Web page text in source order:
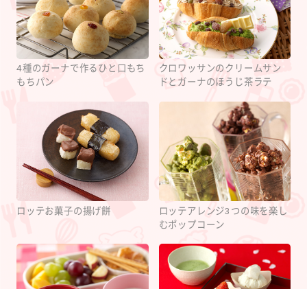
4種のガーナで作るひと口もち
もちパン
クロワッサンのクリームサン
ドとガーナのほうじ茶ラテ
ロッテお菓子の揚げ餅
ロッテアレンジ3つの味を楽し
むポップコーン